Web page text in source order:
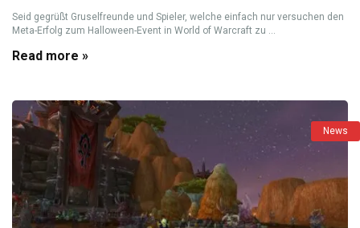
Seid gegrüßt Gruselfreunde und Spieler, welche einfach nur versuchen den
Meta-Erfolg zum Halloween-Event in World of Warcraft zu ...
Read more »
News